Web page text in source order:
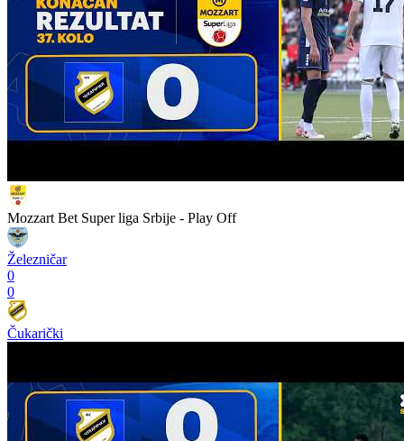
Mozzart Bet Super liga Srbije - Play Off
Železničar
0
0
Čukarički